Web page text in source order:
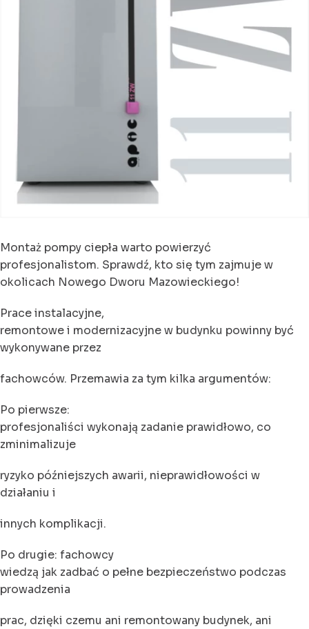
Montaż pompy ciepła warto powierzyć
profesjonalistom. Sprawdź, kto się tym zajmuje w
okolicach Nowego Dworu Mazowieckiego!
Prace instalacyjne,
remontowe i modernizacyjne w budynku powinny być
wykonywane przez
fachowców. Przemawia za tym kilka argumentów:
Po pierwsze:
profesjonaliści wykonają zadanie prawidłowo, co
zminimalizuje
ryzyko późniejszych awarii, nieprawidłowości w
działaniu i
innych komplikacji.
Po drugie: fachowcy
wiedzą jak zadbać o pełne bezpieczeństwo podczas
prowadzenia
prac, dzięki czemu ani remontowany budynek, ani